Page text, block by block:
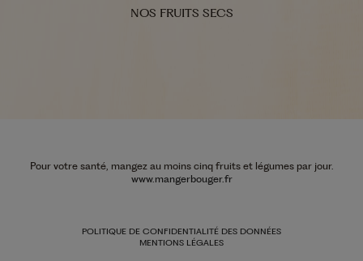
NOS FRUITS SECS
Pour votre santé, mangez au moins cinq fruits et légumes par jour.
www.mangerbouger.fr
POLITIQUE DE CONFIDENTIALITÉ DES DONNÉES
MENTIONS LÉGALES